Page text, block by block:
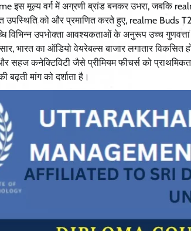
इस मूल्य वर्ग में अग्रणी ब्रांड बनकर उभरा, जबकि
उपस्थिति को और प्रमाणित करते हुए, realme
विभिन्न उपभोक्ता आवश्यकताओं के अनुरूप उच्च
भारत का ऑडियो वेयरेबल्स बाजार लगातार
सहज कनेक्टिविटी जैसे प्रीमियम फीचर्स को
बढ़ती मांग को दर्शाता है।